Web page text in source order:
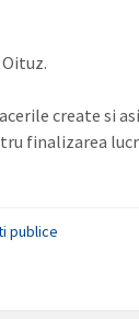
create si
finalizarea
publice